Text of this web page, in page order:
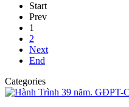
Start
Prev
1
2
Next
End
Categories